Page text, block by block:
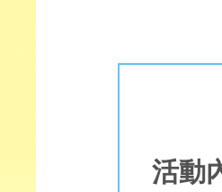
活動